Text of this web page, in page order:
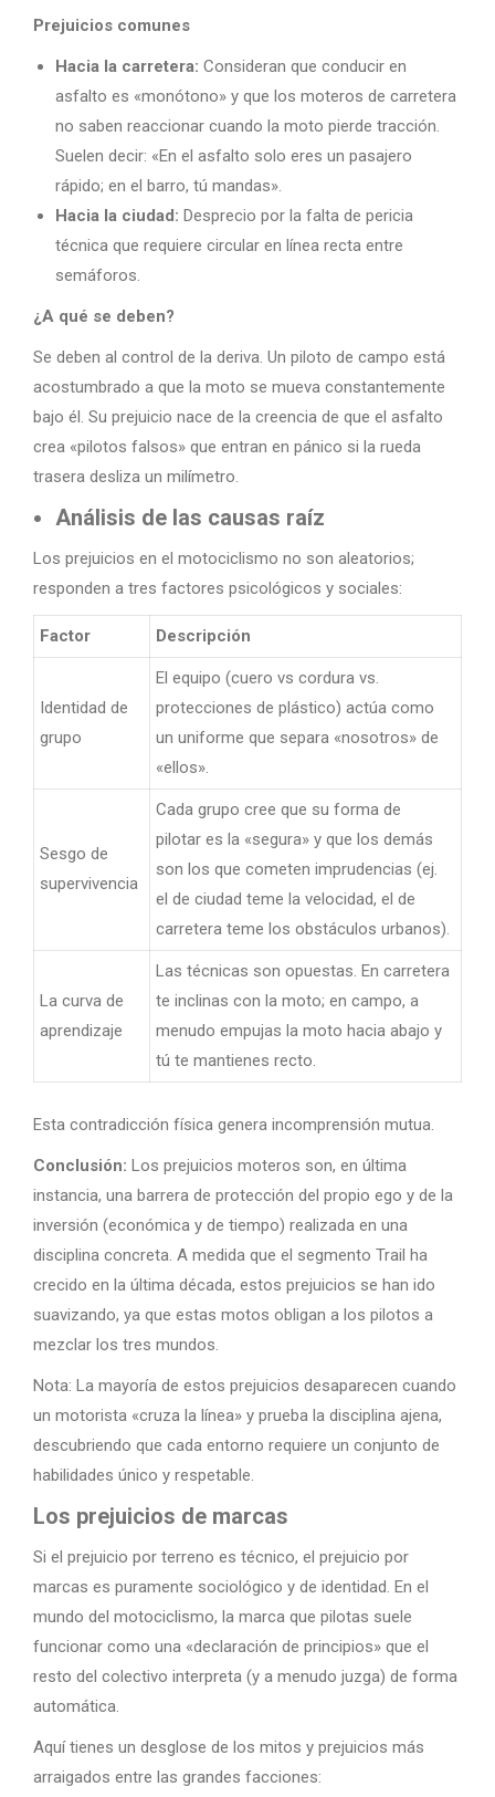
Prejuicios comunes
Hacia la carretera: Consideran que conducir en
asfalto es «monótono» y que los moteros de carretera
no saben reaccionar cuando la moto pierde tracción.
Suelen decir: «En el asfalto solo eres un pasajero
rápido; en el barro, tú mandas».
Hacia la ciudad: Desprecio por la falta de pericia
técnica que requiere circular en línea recta entre
semáforos.
¿A qué se deben?
Se deben al control de la deriva. Un piloto de campo está
acostumbrado a que la moto se mueva constantemente
bajo él. Su prejuicio nace de la creencia de que el asfalto
crea «pilotos falsos» que entran en pánico si la rueda
trasera desliza un milímetro.
Análisis de las causas raíz
Los prejuicios en el motociclismo no son aleatorios;
responden a tres factores psicológicos y sociales:
Factor Descripción
Identidad de
grupo
El equipo (cuero vs cordura vs.
protecciones de plástico) actúa como
un uniforme que separa «nosotros» de
«ellos».
Sesgo de
supervivencia
Cada grupo cree que su forma de
pilotar es la «segura» y que los demás
son los que cometen imprudencias (ej.
el de ciudad teme la velocidad, el de
carretera teme los obstáculos urbanos).
La curva de
aprendizaje
Las técnicas son opuestas. En carretera
te inclinas con la moto; en campo, a
menudo empujas la moto hacia abajo y
tú te mantienes recto.
Esta contradicción física genera incomprensión mutua.
Conclusión: Los prejuicios moteros son, en última
instancia, una barrera de protección del propio ego y de la
inversión (económica y de tiempo) realizada en una
disciplina concreta. A medida que el segmento Trail ha
crecido en la última década, estos prejuicios se han ido
suavizando, ya que estas motos obligan a los pilotos a
mezclar los tres mundos.
Nota: La mayoría de estos prejuicios desaparecen cuando
un motorista «cruza la línea» y prueba la disciplina ajena,
descubriendo que cada entorno requiere un conjunto de
habilidades único y respetable.
Los prejuicios de marcas
Si el prejuicio por terreno es técnico, el prejuicio por
marcas es puramente sociológico y de identidad. En el
mundo del motociclismo, la marca que pilotas suele
funcionar como una «declaración de principios» que el
resto del colectivo interpreta (y a menudo juzga) de forma
automática.
Aquí tienes un desglose de los mitos y prejuicios más
arraigados entre las grandes facciones: